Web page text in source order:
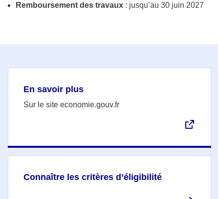
Remboursement des travaux : jusqu’au 30 juin 2027
En savoir plus
Sur le site economie.gouv.fr
Connaître les critères d’éligibilité